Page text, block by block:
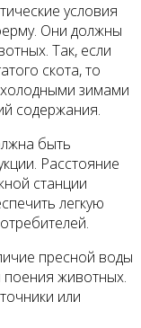
условия
Они должны
Так, если
скота, то
зимами
содержания.
быть
Расстояние
станции
легкую
пресной воды
поения животных.
или